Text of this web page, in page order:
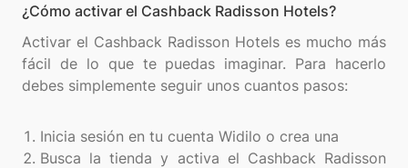
¿Cómo activar el Cashback Radisson Hotels?
Activar el Cashback Radisson Hotels es mucho más
fácil de lo que te puedas imaginar. Para hacerlo
debes simplemente seguir unos cuantos pasos:
Inicia sesión en tu cuenta Widilo o crea una
Busca la tienda y activa el Cashback Radisson